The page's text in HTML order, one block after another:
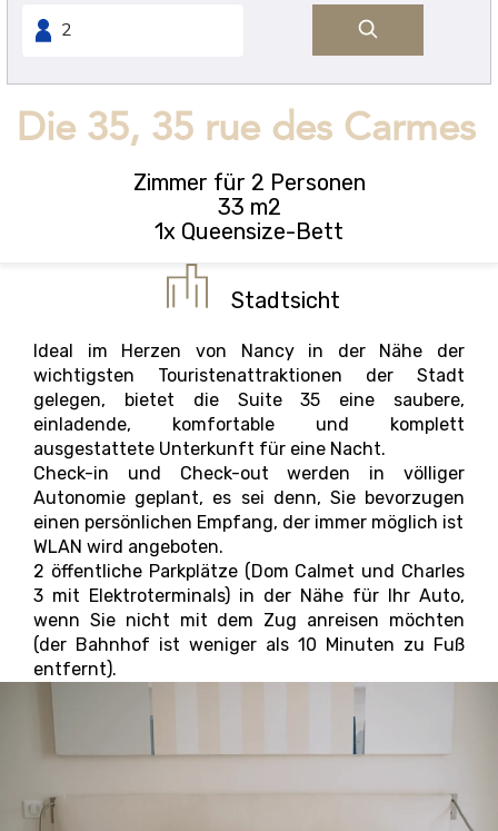
Die 35, 35 rue des Carmes
Zimmer für 2 Personen
33 m2
1x Queensize-Bett
Stadtsicht
Ideal im Herzen von Nancy in der Nähe der
wichtigsten Touristenattraktionen der Stadt
gelegen, bietet die Suite 35 eine saubere,
einladende, komfortable und komplett
ausgestattete Unterkunft für eine Nacht.
Check-in und Check-out werden in völliger
Autonomie geplant, es sei denn, Sie bevorzugen
einen persönlichen Empfang, der immer möglich ist
WLAN wird angeboten.
2 öffentliche Parkplätze (Dom Calmet und Charles
3 mit Elektroterminals) in der Nähe für Ihr Auto,
wenn Sie nicht mit dem Zug anreisen möchten
(der Bahnhof ist weniger als 10 Minuten zu Fuß
entfernt).